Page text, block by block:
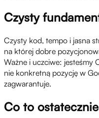
Czysty
Czysty kod, tempo i jasna
na której dobre
Ważne i uczciwe:
nie konkretną pozycję w
zagwarantuje.
Co to